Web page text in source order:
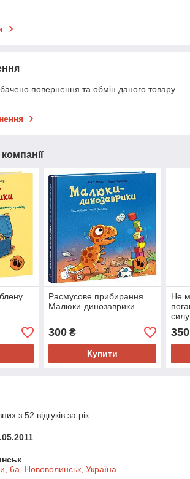
повернення та обмін даного товару
Расмусове прибирання.
Малюки-динозаврики
300₴
Купити
Не
350
з 52 відгуків за рік
6а, Нововолинськ, Україна